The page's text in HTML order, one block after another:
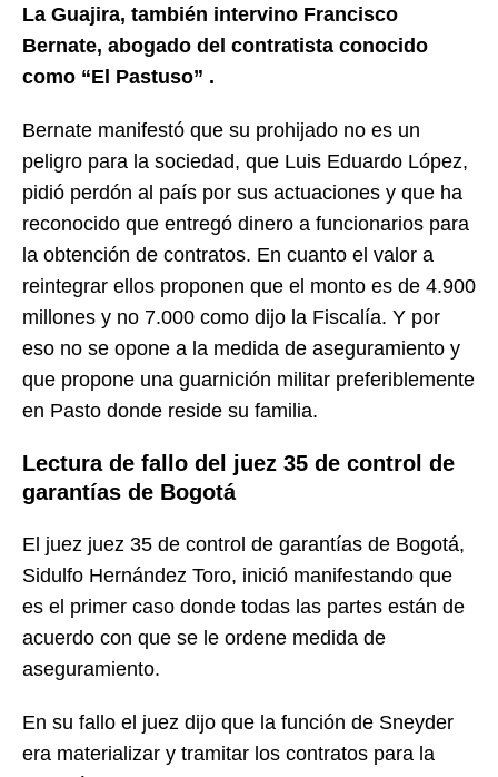
La Guajira, también intervino Francisco
Bernate, abogado del contratista conocido
como “El Pastuso” .
Bernate manifestó que su prohijado no es un
peligro para la sociedad, que Luis Eduardo López,
pidió perdón al país por sus actuaciones y que ha
reconocido que entregó dinero a funcionarios para
la obtención de contratos. En cuanto el valor a
reintegrar ellos proponen que el monto es de 4.900
millones y no 7.000 como dijo la Fiscalía. Y por
eso no se opone a la medida de aseguramiento y
que propone una guarnición militar preferiblemente
en Pasto donde reside su familia.
Lectura de fallo del juez 35 de control de
garantías de Bogotá
El juez juez 35 de control de garantías de Bogotá,
Sidulfo Hernández Toro, inició manifestando que
es el primer caso donde todas las partes están de
acuerdo con que se le ordene medida de
aseguramiento.
En su fallo el juez dijo que la función de Sneyder
era materializar y tramitar los contratos para la